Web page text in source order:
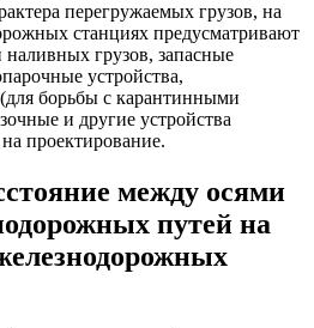
перегружаемых грузов, на
станциях предусматривают
наливных грузов, запасные
устройства,
борьбы с карантинными
и другие устройства
проектирование.
между осями
путей на